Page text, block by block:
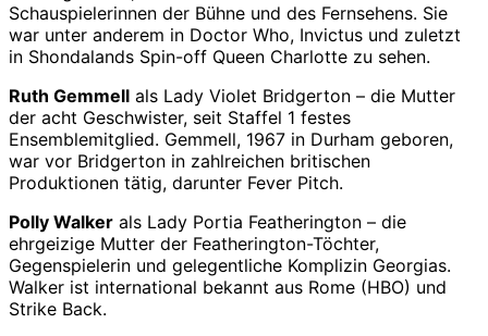
Schauspielerinnen der Bühne und des Fernsehens. Sie
war unter anderem in Doctor Who, Invictus und zuletzt
in Shondalands Spin-off Queen Charlotte zu sehen.
Ruth Gemmell als Lady Violet Bridgerton – die Mutter
der acht Geschwister, seit Staffel 1 festes
Ensemblemitglied. Gemmell, 1967 in Durham geboren,
war vor Bridgerton in zahlreichen britischen
Produktionen tätig, darunter Fever Pitch.
Polly Walker als Lady Portia Featherington – die
ehrgeizige Mutter der Featherington-Töchter,
Gegenspielerin und gelegentliche Komplizin Georgias.
Walker ist international bekannt aus Rome (HBO) und
Strike Back.